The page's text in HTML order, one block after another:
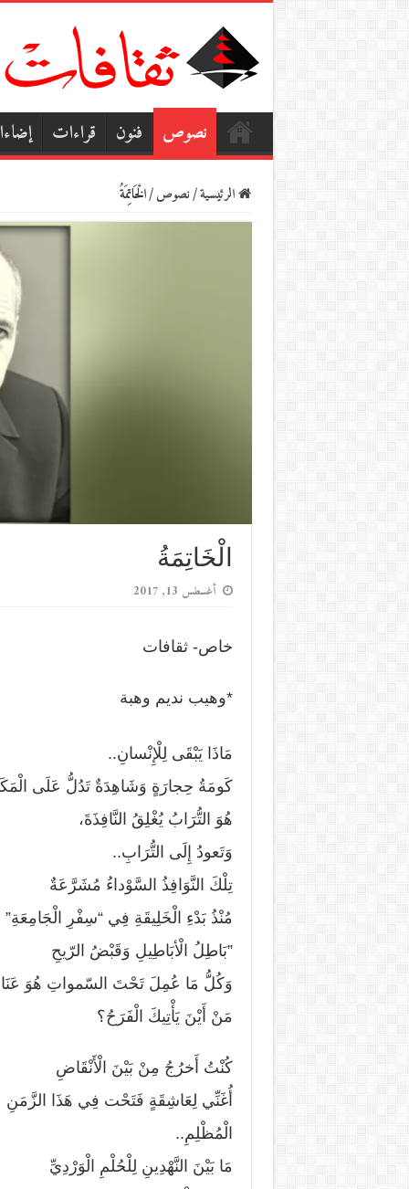
نصوص فنون قراءات
الرئيسية/نصوص/الْخَاتِمَةُ
الْخَاتِمَةُ
أغسطس 13, 2017
خاص- ثقافات
*وهيب نديم وهبة
مَاذَا يَبْقَى لِلْإِنْسانِ..
كَومَةُ حِجارَةٍ وَشَاهِدَةٌ تَدُلُّ عَلَى
هُوَ التُّرَابُ يُغْلِقُ النَّافِذَةَ،
وَتَعودُ إِلَى التُّرَابِ..
تِلْكَ النَّوَافِذُ السَّوْداءُ مُشَرَّعَةٌ
مُنْذُ بَدْءِ الْخَلِيقَةِ فِي “سِفْرِ الْجَامِعَةِ”
”بَاطِلُ الْأبَاطِيلِ وَقَبْضُ الرّيحِ
وَكُلُّ مَا عُمِلَ تَحْتَ السّمواتِ هُوَ
مَنْ أَيْنَ يَأْتِيكَ الْفَرَحُ؟
كُنْتُ أَخرُجُ مِنْ بَيْنَ الْأَنْقَاضِ
أُغَنِّي لِعَاشِقَةٍ فَتَحْت فِي هَذَا الزَّمَنِ
الْمُظْلِمِ..
مَا بَيْنَ النَّهْدِينِ لِلْحُلْمِ الْوَرْدِيِّ